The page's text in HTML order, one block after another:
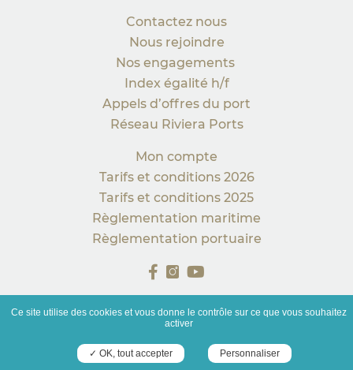
Contactez nous
Nous rejoindre
Nos engagements
Index égalité h/f
Appels d’offres du port
Réseau Riviera Ports
Mon compte
Tarifs et conditions 2026
Tarifs et conditions 2025
Règlementation maritime
Règlementation portuaire
|Mentions légales|CGU CGV|Accessibilité
Ce site utilise des cookies et vous donne le contrôle sur ce que vous souhaitez
activer
✓ OK, tout accepter Personnaliser